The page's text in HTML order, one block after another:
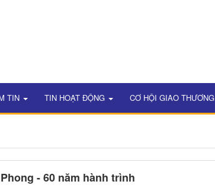
TIN TIN HOẠT ĐỘNG CƠ HỘI GIAO THƯƠNG
- 60 năm hành trình